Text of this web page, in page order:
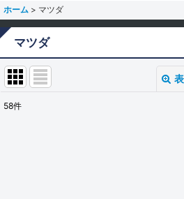
ホーム > マツダ
マツダ
58件